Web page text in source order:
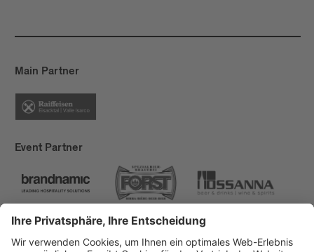
Main Partner
Event Partner